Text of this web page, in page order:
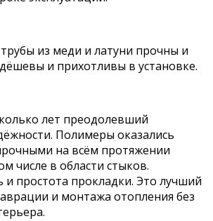
из меди и латуни прочны и
и прихотливы в установке.
лет преодолевший
Полимеры оказались
на всём протяжении
числе в области стыков.
и простота прокладки. Это лучший
и монтажа отопления без